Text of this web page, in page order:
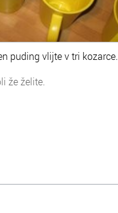
puding vlijte v tri kozarce.
že želite.